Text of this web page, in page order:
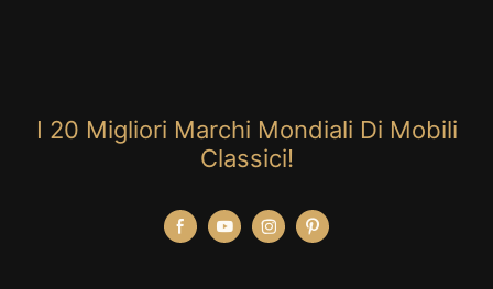
I 20 Migliori Marchi Mondiali Di Mobili
Classici!